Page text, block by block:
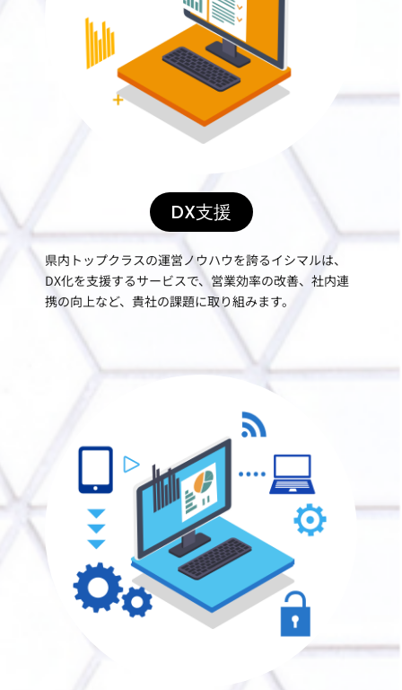
DX支援
県内トップクラスの運営ノウハウを誇るイシマルは、
DX化を支援するサービスで、営業効率の改善、社内連
携の向上など、貴社の課題に取り組みます。